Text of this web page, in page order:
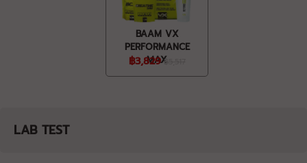
BAAM VX
PERFORMANCE
MAX
฿3,829 ฿5,517
LAB TEST